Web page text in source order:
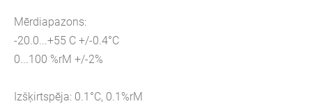
Mērdiapazons:
-20.0...+55 C +/-0.4°C
0...100 %rM +/-2%
Izšķirtspēja: 0.1°C, 0.1%rM